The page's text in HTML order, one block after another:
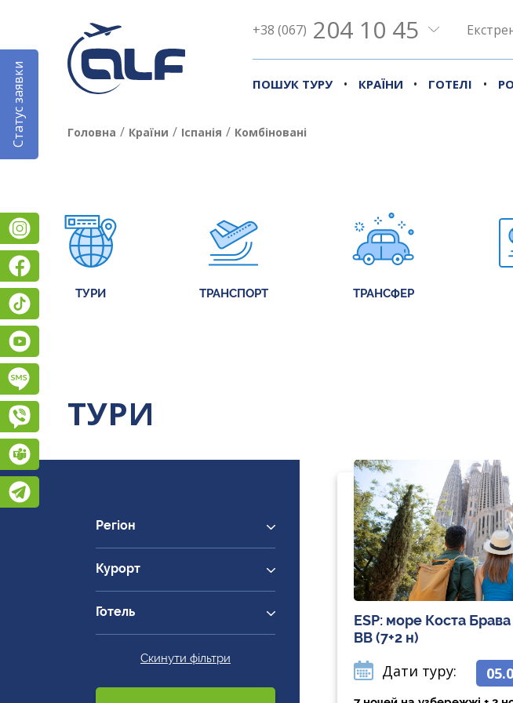
+38 (067) 204 10 45
ПОШУК ТУРУ • КРАЇНИ • ГОТЕЛІ •
Статус заявки
Instagram
Facebook
Головна / Країни / Іспанія / Комбіновані
ТУРИ ТРАНСПОРТ ТРАНСФЕР
ТУРИ
Регіон
Курорт
Готель
Скинути фільтри
ESP: море Коста
ВВ (7+2 н)
Дати туру: